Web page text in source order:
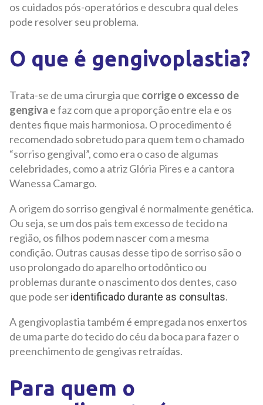
os cuidados pós-operatórios e descubra qual deles
pode resolver seu problema.
O que é gengivoplastia?
Trata-se de uma cirurgia que corrige o excesso de
gengiva e faz com que a proporção entre ela e os
dentes fique mais harmoniosa. O procedimento é
recomendado sobretudo para quem tem o chamado
“sorriso gengival”, como era o caso de algumas
celebridades, como a atriz Glória Pires e a cantora
Wanessa Camargo.
A origem do sorriso gengival é normalmente genética.
Ou seja, se um dos pais tem excesso de tecido na
região, os filhos podem nascer com a mesma
condição. Outras causas desse tipo de sorriso são o
uso prolongado do aparelho ortodôntico ou
problemas durante o nascimento dos dentes, caso
que pode seridentificado durante as consultas.
A gengivoplastia também é empregada nos enxertos
de uma parte do tecido do céu da boca para fazer o
preenchimento de gengivas retraídas.
Para quem o